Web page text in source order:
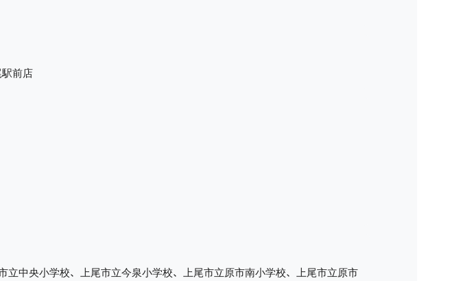
前店
中央小学校、上尾市立今泉小学校、上尾市立原市南小学校、上尾市立原市